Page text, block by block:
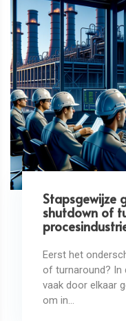
Stapsgewijze
shutdown of
Eerst het
of turnaround? In
vaak door elkaar
om in...